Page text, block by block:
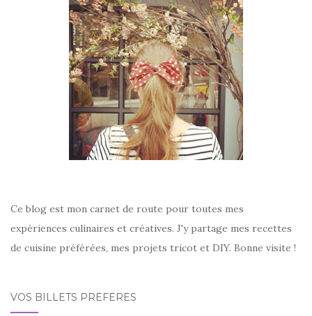
Ce blog est mon carnet de route pour toutes mes
expériences culinaires et créatives. J'y partage mes recettes
de cuisine préférées, mes projets tricot et DIY. Bonne visite !
VOS BILLETS PRÉFÉRÉS